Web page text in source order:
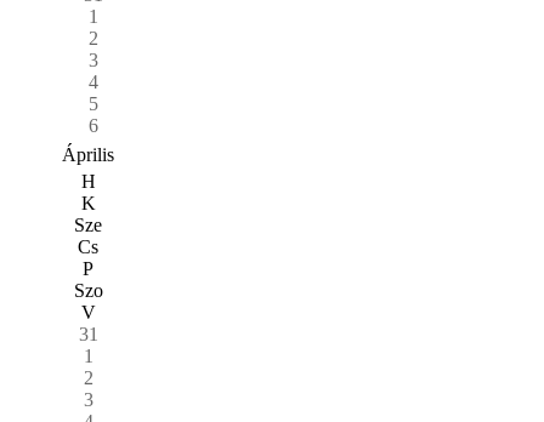
1
2
3
4
5
6
Április
H
K
Sze
Cs
P
Szo
V
31
1
2
3